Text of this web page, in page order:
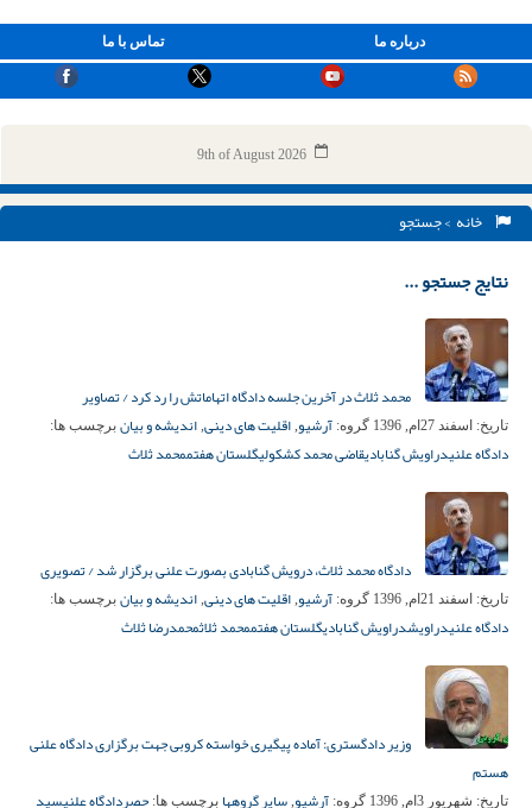
تماس با ما درباره ما
9th of August 2026
خانه > جستجو
نتایج جستجو ...
محمد ثلاث در آخرین جلسه دادگاه اتهاماتش را رد کرد / تصاویر
تاریخ: اسفند 27ام, 1396 گروه: آرشیو, اقلیت های دینی, اندیشه و بیان برچسب ها:
دادگاه علنیدراویش گنابادیقاضی محمد کشکولیگلستان هفتممحمد ثلاث
دادگاه محمد ثلاث، درویش گنابادی بصورت علنی برگزار شد / تصویری
تاریخ: اسفند 21ام, 1396 گروه: آرشیو, اقلیت های دینی, اندیشه و بیان برچسب ها:
دادگاه علنیدراویشدراویش گنابادیگلستان هفتممحمد ثلاثمحمدرضا ثلاث
وزیر دادگستری: آماده پیگیری خواسته کروبی جهت برگزاری دادگاه علنی
هستم
تاریخ: شهریور 3ام, 1396 گروه: آرشیو, سایر گروهها برچسب ها: حصردادگاه علنیسید